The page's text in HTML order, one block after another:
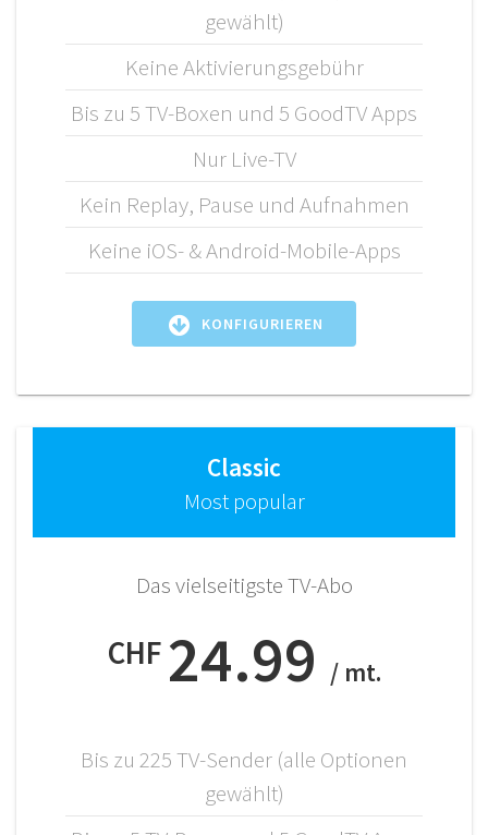
gewählt)
Keine Aktivierungsgebühr
Bis zu 5 TV-Boxen und 5 GoodTV Apps
Nur Live-TV
Kein Replay, Pause und Aufnahmen
Keine iOS- & Android-Mobile-Apps
KONFIGURIEREN
Classic
Most popular
Das vielseitigste TV-Abo
CHF 24.99 / mt.
Bis zu 225 TV-Sender (alle Optionen
gewählt)